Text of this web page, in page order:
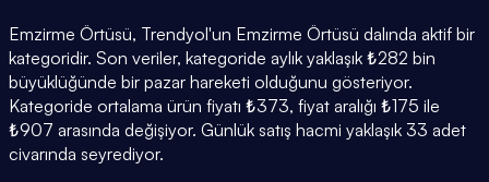
Emzirme Örtüsü, Trendyol'un Emzirme Örtüsü dalında aktif bir
kategoridir. Son veriler, kategoride aylık yaklaşık ₺282 bin
büyüklüğünde bir pazar hareketi olduğunu gösteriyor.
Kategoride ortalama ürün fiyatı ₺373, fiyat aralığı ₺175 ile
₺907 arasında değişiyor. Günlük satış hacmi yaklaşık 33 adet
civarında seyrediyor.